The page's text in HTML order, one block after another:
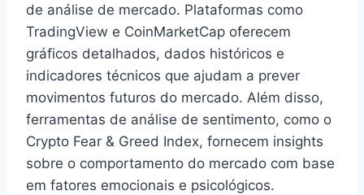
de análise de mercado. Plataformas como
TradingView e CoinMarketCap oferecem
gráficos detalhados, dados históricos e
indicadores técnicos que ajudam a prever
movimentos futuros do mercado. Além disso,
ferramentas de análise de sentimento, como o
Crypto Fear & Greed Index, fornecem insights
sobre o comportamento do mercado com base
em fatores emocionais e psicológicos.